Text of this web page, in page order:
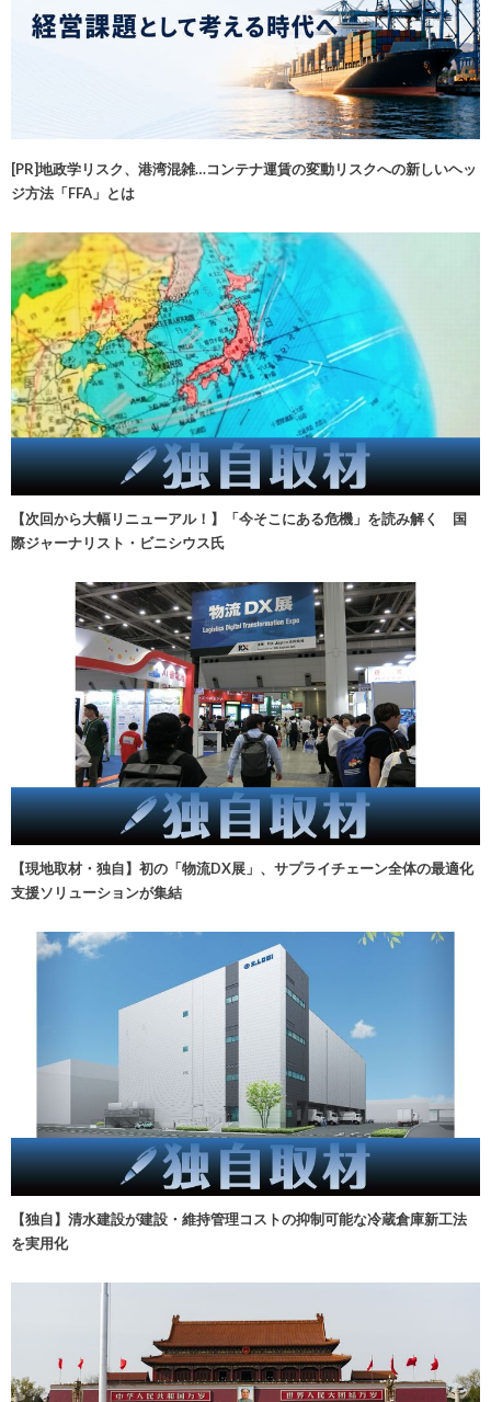
[PR]地政学リスク、港湾混雑…コンテナ運賃の変動リスクへの新しいヘッ
ジ方法「FFA」とは
【次回から大幅リニューアル！】「今そこにある危機」を読み解く 国
際ジャーナリスト・ビニシウス氏
【現地取材・独自】初の「物流DX展」、サプライチェーン全体の最適化
支援ソリューションが集結
【独自】清水建設が建設・維持管理コストの抑制可能な冷蔵倉庫新工法
を実用化